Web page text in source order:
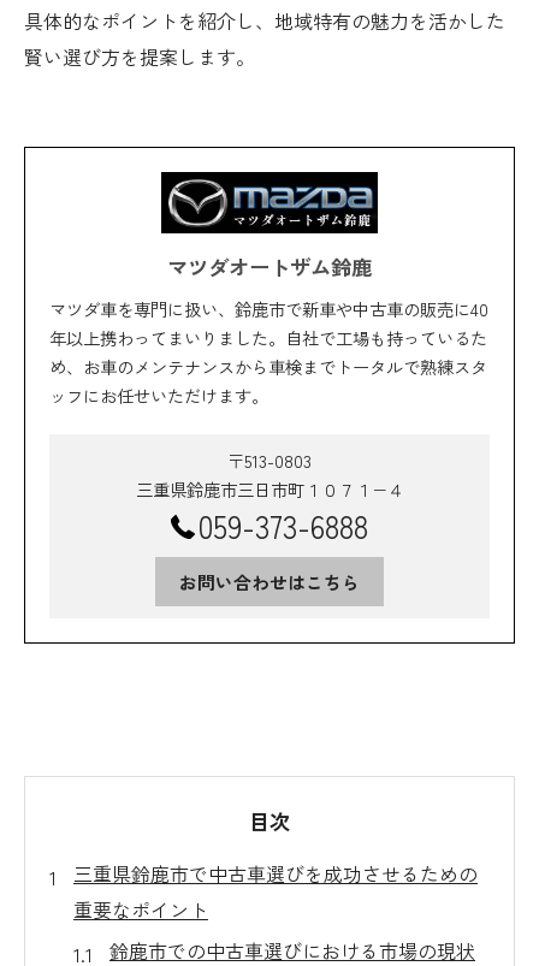
具体的なポイントを紹介し、地域特有の魅力を活かした
賢い選び方を提案します。
マツダオートザム鈴鹿
マツダ車を専門に扱い、鈴鹿市で新車や中古車の販売に40
年以上携わってまいりました。自社で工場も持っているた
め、お車のメンテナンスから車検までトータルで熟練スタ
ッフにお任せいただけます。
〒513-0803
三重県鈴鹿市三日市町１０７１−４
059-373-6888
お問い合わせはこちら
目次
三重県鈴鹿市で中古車選びを成功させるための
重要なポイント
鈴鹿市での中古車選びにおける市場の現状